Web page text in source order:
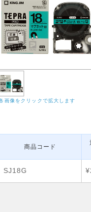
画像をクリックで拡大します
商品コード
SJ18G